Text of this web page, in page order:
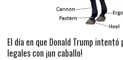
El día en que Donald Trump
legales con ¡un caballo!